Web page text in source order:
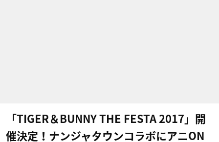
「TIGER＆BUNNY THE FESTA 2017」開
催決定！ナンジャタウンコラボにアニON